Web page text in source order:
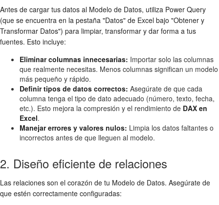
Antes de cargar tus datos al Modelo de Datos, utiliza Power Query
(que se encuentra en la pestaña "Datos" de Excel bajo "Obtener y
Transformar Datos") para limpiar, transformar y dar forma a tus
fuentes. Esto incluye:
Eliminar columnas innecesarias: Importar solo las columnas
que realmente necesitas. Menos columnas significan un modelo
más pequeño y rápido.
Definir tipos de datos correctos: Asegúrate de que cada
columna tenga el tipo de dato adecuado (número, texto, fecha,
etc.). Esto mejora la compresión y el rendimiento de DAX en
Excel.
Manejar errores y valores nulos: Limpia los datos faltantes o
incorrectos antes de que lleguen al modelo.
2. Diseño eficiente de relaciones
Las relaciones son el corazón de tu Modelo de Datos. Asegúrate de
que estén correctamente configuradas: